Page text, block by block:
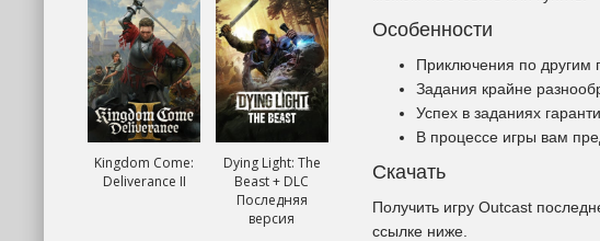
Особенности
Приключения по другим
Задания крайне
Успех в заданиях
В процессе игры вам
Скачать
Получить игру Outcast
ссылке ниже.
Kingdom Come:
Deliverance II
Dying Light: The
Beast + DLC
Последняя
версия